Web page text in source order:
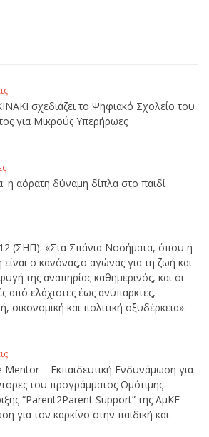
σχεδιάζει το Ψηφιακό Σχολείο του
για Μικρούς Υπερήρωες
η αόρατη δύναμη δίπλα στο παιδί
(ΣΗΠ): «Στα Σπάνια Νοσήματα, όπου η
είναι ο κανόνας,ο αγώνας για τη ζωή και
της αναπηρίας καθημερινός, και οι
από ελάχιστες έως ανύπαρκτες,
οικονομική και πολιτική οξυδέρκεια».
Mentor – Εκπαιδευτική Ενδυνάμωση για
του προγράμματος Ομότιμης
“Parent2Parent Support” της ΑμΚΕ
για τον καρκίνο στην παιδική και